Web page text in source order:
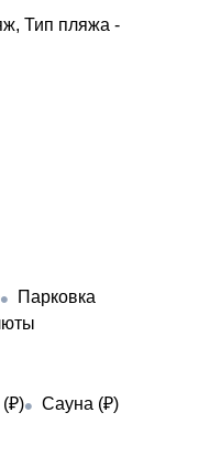
Тип пляжа -
Парковка
Сауна (₽)